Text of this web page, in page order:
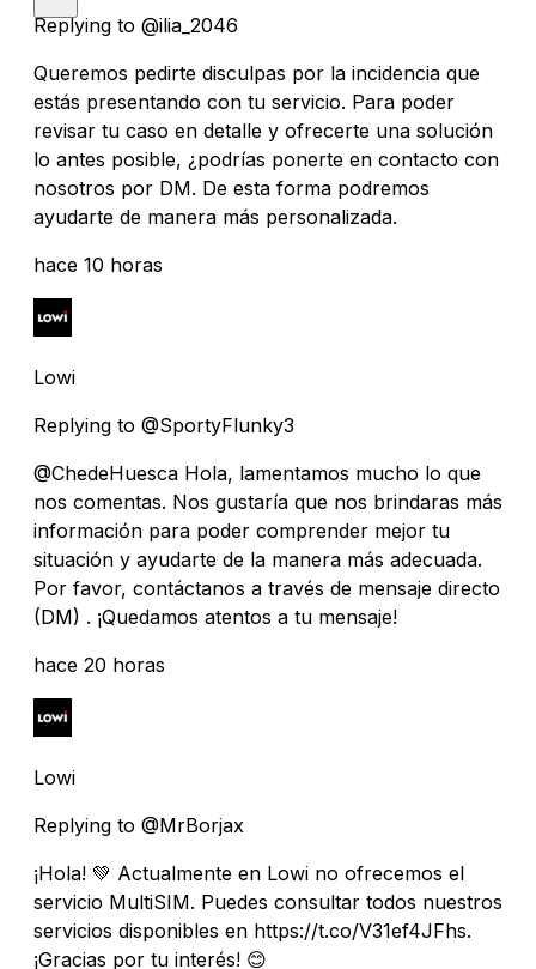
Replying to @ilia_2046
Queremos pedirte disculpas por la incidencia que
estás presentando con tu servicio. Para poder
revisar tu caso en detalle y ofrecerte una solución
lo antes posible, ¿podrías ponerte en contacto con
nosotros por DM. De esta forma podremos
ayudarte de manera más personalizada.
hace 10 horas
Lowi
Replying to @SportyFlunky3
@ChedeHuesca Hola, lamentamos mucho lo que
nos comentas. Nos gustaría que nos brindaras más
información para poder comprender mejor tu
situación y ayudarte de la manera más adecuada.
Por favor, contáctanos a través de mensaje directo
(DM) . ¡Quedamos atentos a tu mensaje!
hace 20 horas
Lowi
Replying to @MrBorjax
¡Hola! 💚 Actualmente en Lowi no ofrecemos el
servicio MultiSIM. Puedes consultar todos nuestros
servicios disponibles en https://t.co/V31ef4JFhs.
¡Gracias por tu interés! 😊